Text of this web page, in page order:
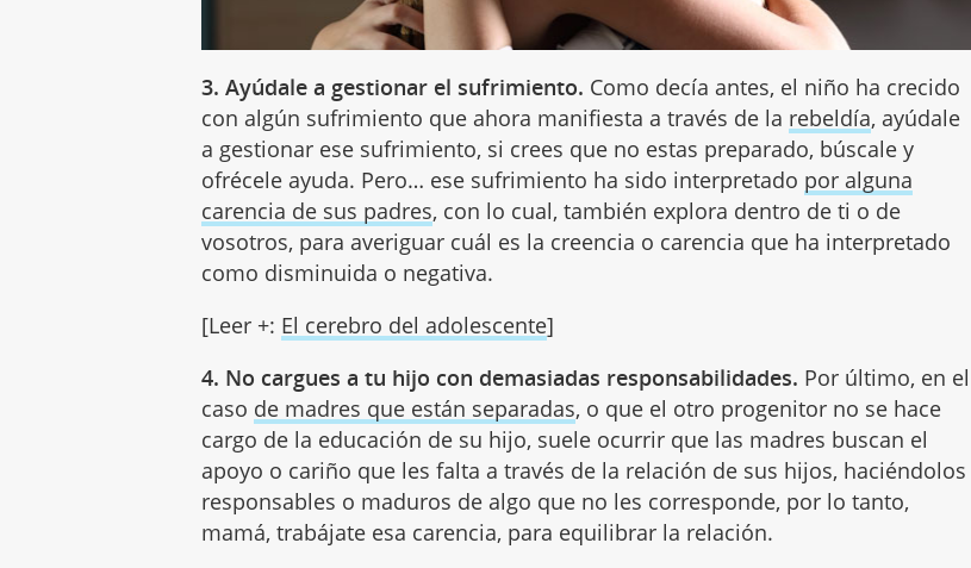
3. Ayúdale a gestionar el sufrimiento. Como decía antes, el niño ha crecido
con algún sufrimiento que ahora manifiesta a través de la rebeldía, ayúdale
a gestionar ese sufrimiento, si crees que no estas preparado, búscale y
ofrécele ayuda. Pero… ese sufrimiento ha sido interpretado por alguna
carencia de sus padres, con lo cual, también explora dentro de ti o de
vosotros, para averiguar cuál es la creencia o carencia que ha interpretado
como disminuida o negativa.
[Leer +: El cerebro del adolescente]
4. No cargues a tu hijo con demasiadas responsabilidades. Por último, en el
caso de madres que están separadas, o que el otro progenitor no se hace
cargo de la educación de su hijo, suele ocurrir que las madres buscan el
apoyo o cariño que les falta a través de la relación de sus hijos, haciéndolos
responsables o maduros de algo que no les corresponde, por lo tanto,
mamá, trabájate esa carencia, para equilibrar la relación.